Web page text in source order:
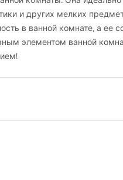
и других мелких
в ванной комнате, а ее
элементом ванной